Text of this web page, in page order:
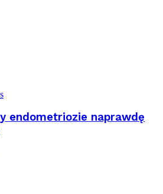
endometriozie naprawdę